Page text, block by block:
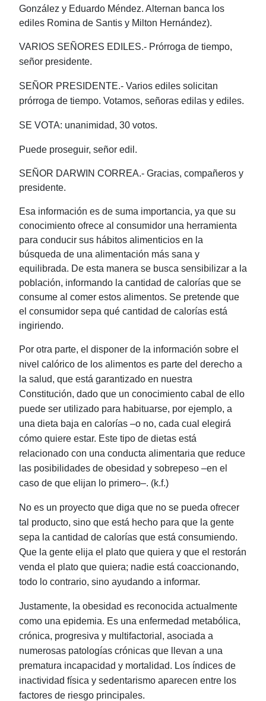
González y Eduardo Méndez. Alternan banca los
ediles Romina de Santis y Milton Hernández).
VARIOS SEÑORES EDILES.- Prórroga de tiempo,
señor presidente.
SEÑOR PRESIDENTE.- Varios ediles solicitan
prórroga de tiempo. Votamos, señoras edilas y ediles.
SE VOTA: unanimidad, 30 votos.
Puede proseguir, señor edil.
SEÑOR DARWIN CORREA.- Gracias, compañeros y
presidente.
Esa información es de suma importancia, ya que su
conocimiento ofrece al consumidor una herramienta
para conducir sus hábitos alimenticios en la
búsqueda de una alimentación más sana y
equilibrada. De esta manera se busca sensibilizar a la
población, informando la cantidad de calorías que se
consume al comer estos alimentos. Se pretende que
el consumidor sepa qué cantidad de calorías está
ingiriendo.
Por otra parte, el disponer de la información sobre el
nivel calórico de los alimentos es parte del derecho a
la salud, que está garantizado en nuestra
Constitución, dado que un conocimiento cabal de ello
puede ser utilizado para habituarse, por ejemplo, a
una dieta baja en calorías ‒o no, cada cual elegirá
cómo quiere estar. Este tipo de dietas está
relacionado con una conducta alimentaria que reduce
las posibilidades de obesidad y sobrepeso ‒en el
caso de que elijan lo primero‒. (k.f.)
No es un proyecto que diga que no se pueda ofrecer
tal producto, sino que está hecho para que la gente
sepa la cantidad de calorías que está consumiendo.
Que la gente elija el plato que quiera y que el restorán
venda el plato que quiera; nadie está coaccionando,
todo lo contrario, sino ayudando a informar.
Justamente, la obesidad es reconocida actualmente
como una epidemia. Es una enfermedad metabólica,
crónica, progresiva y multifactorial, asociada a
numerosas patologías crónicas que llevan a una
prematura incapacidad y mortalidad. Los índices de
inactividad física y sedentarismo aparecen entre los
factores de riesgo principales.